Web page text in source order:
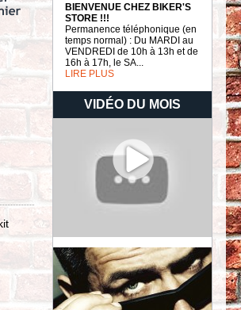
BIENVENUE CHEZ BIKER'S
STORE !!!
Permanence téléphonique (en
temps normal) : Du MARDI au
VENDREDI de 10h à 13h et de
16h à 17h, le SA...
LIRE PLUS
VIDÉO DU MOIS